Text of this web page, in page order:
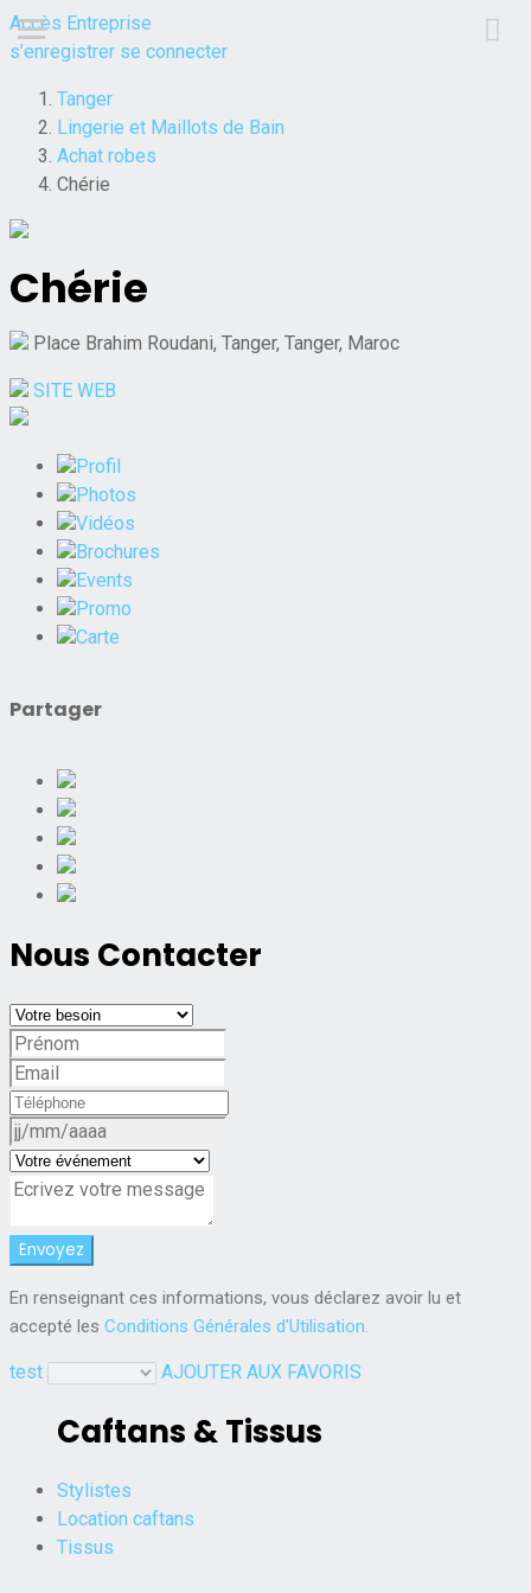
Accès Entreprise
s’enregistrer se connecter
Tanger
Lingerie et Maillots de Bain
Achat robes
Chérie
Chérie
Place Brahim Roudani, Tanger, Tanger, Maroc
SITE WEB
Profil
Photos
Vidéos
Brochures
Events
Promo
Carte
Partager
Nous Contacter
En renseignant ces informations, vous déclarez avoir lu et
accepté les Conditions Générales d'Utilisation.
test AJOUTER AUX FAVORIS
Caftans & Tissus
Stylistes
Location caftans
Tissus